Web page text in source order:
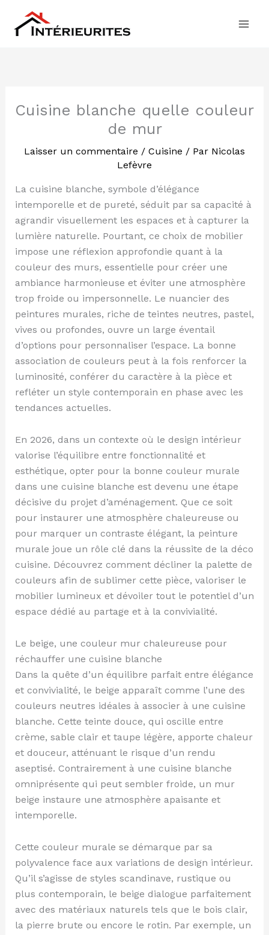
contenu
Cuisine blanche quelle couleur
de mur
Laisser un commentaire / Cuisine / Par Nicolas
Lefèvre
La cuisine blanche, symbole d’élégance
intemporelle et de pureté, séduit par sa capacité à
agrandir visuellement les espaces et à capturer la
lumière naturelle. Pourtant, ce choix de mobilier
impose une réflexion approfondie quant à la
couleur des murs, essentielle pour créer une
ambiance harmonieuse et éviter une atmosphère
trop froide ou impersonnelle. Le nuancier des
peintures murales, riche de teintes neutres, pastel,
vives ou profondes, ouvre un large éventail
d’options pour personnaliser l’espace. La bonne
association de couleurs peut à la fois renforcer la
luminosité, conférer du caractère à la pièce et
refléter un style contemporain en phase avec les
tendances actuelles.
En 2026, dans un contexte où le design intérieur
valorise l’équilibre entre fonctionnalité et
esthétique, opter pour la bonne couleur murale
dans une cuisine blanche est devenu une étape
décisive du projet d’aménagement. Que ce soit
pour instaurer une atmosphère chaleureuse ou
pour marquer un contraste élégant, la peinture
murale joue un rôle clé dans la réussite de la déco
cuisine. Découvrez comment décliner la palette de
couleurs afin de sublimer cette pièce, valoriser le
mobilier lumineux et dévoiler tout le potentiel d’un
espace dédié au partage et à la convivialité.
Le beige, une couleur mur chaleureuse pour
réchauffer une cuisine blanche
Dans la quête d’un équilibre parfait entre élégance
et convivialité, le beige apparaît comme l’une des
couleurs neutres idéales à associer à une cuisine
blanche. Cette teinte douce, qui oscille entre
crème, sable clair et taupe légère, apporte chaleur
et douceur, atténuant le risque d’un rendu
aseptisé. Contrairement à une cuisine blanche
omniprésente qui peut sembler froide, un mur
beige instaure une atmosphère apaisante et
intemporelle.
Cette couleur murale se démarque par sa
polyvalence face aux variations de design intérieur.
Qu’il s’agisse de styles scandinave, rustique ou
plus contemporain, le beige dialogue parfaitement
avec des matériaux naturels tels que le bois clair,
la pierre brute ou encore le rotin. Par exemple, un